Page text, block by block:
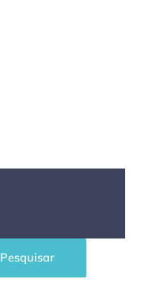
Pesquisar